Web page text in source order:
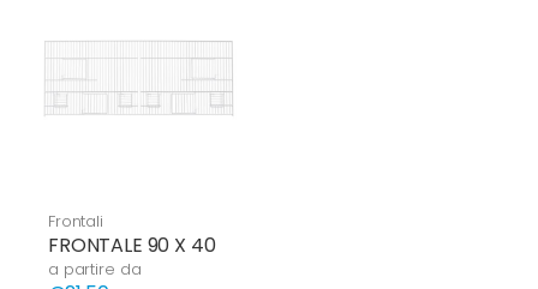
Frontali
FRONTALE 90 X 40
a partire da